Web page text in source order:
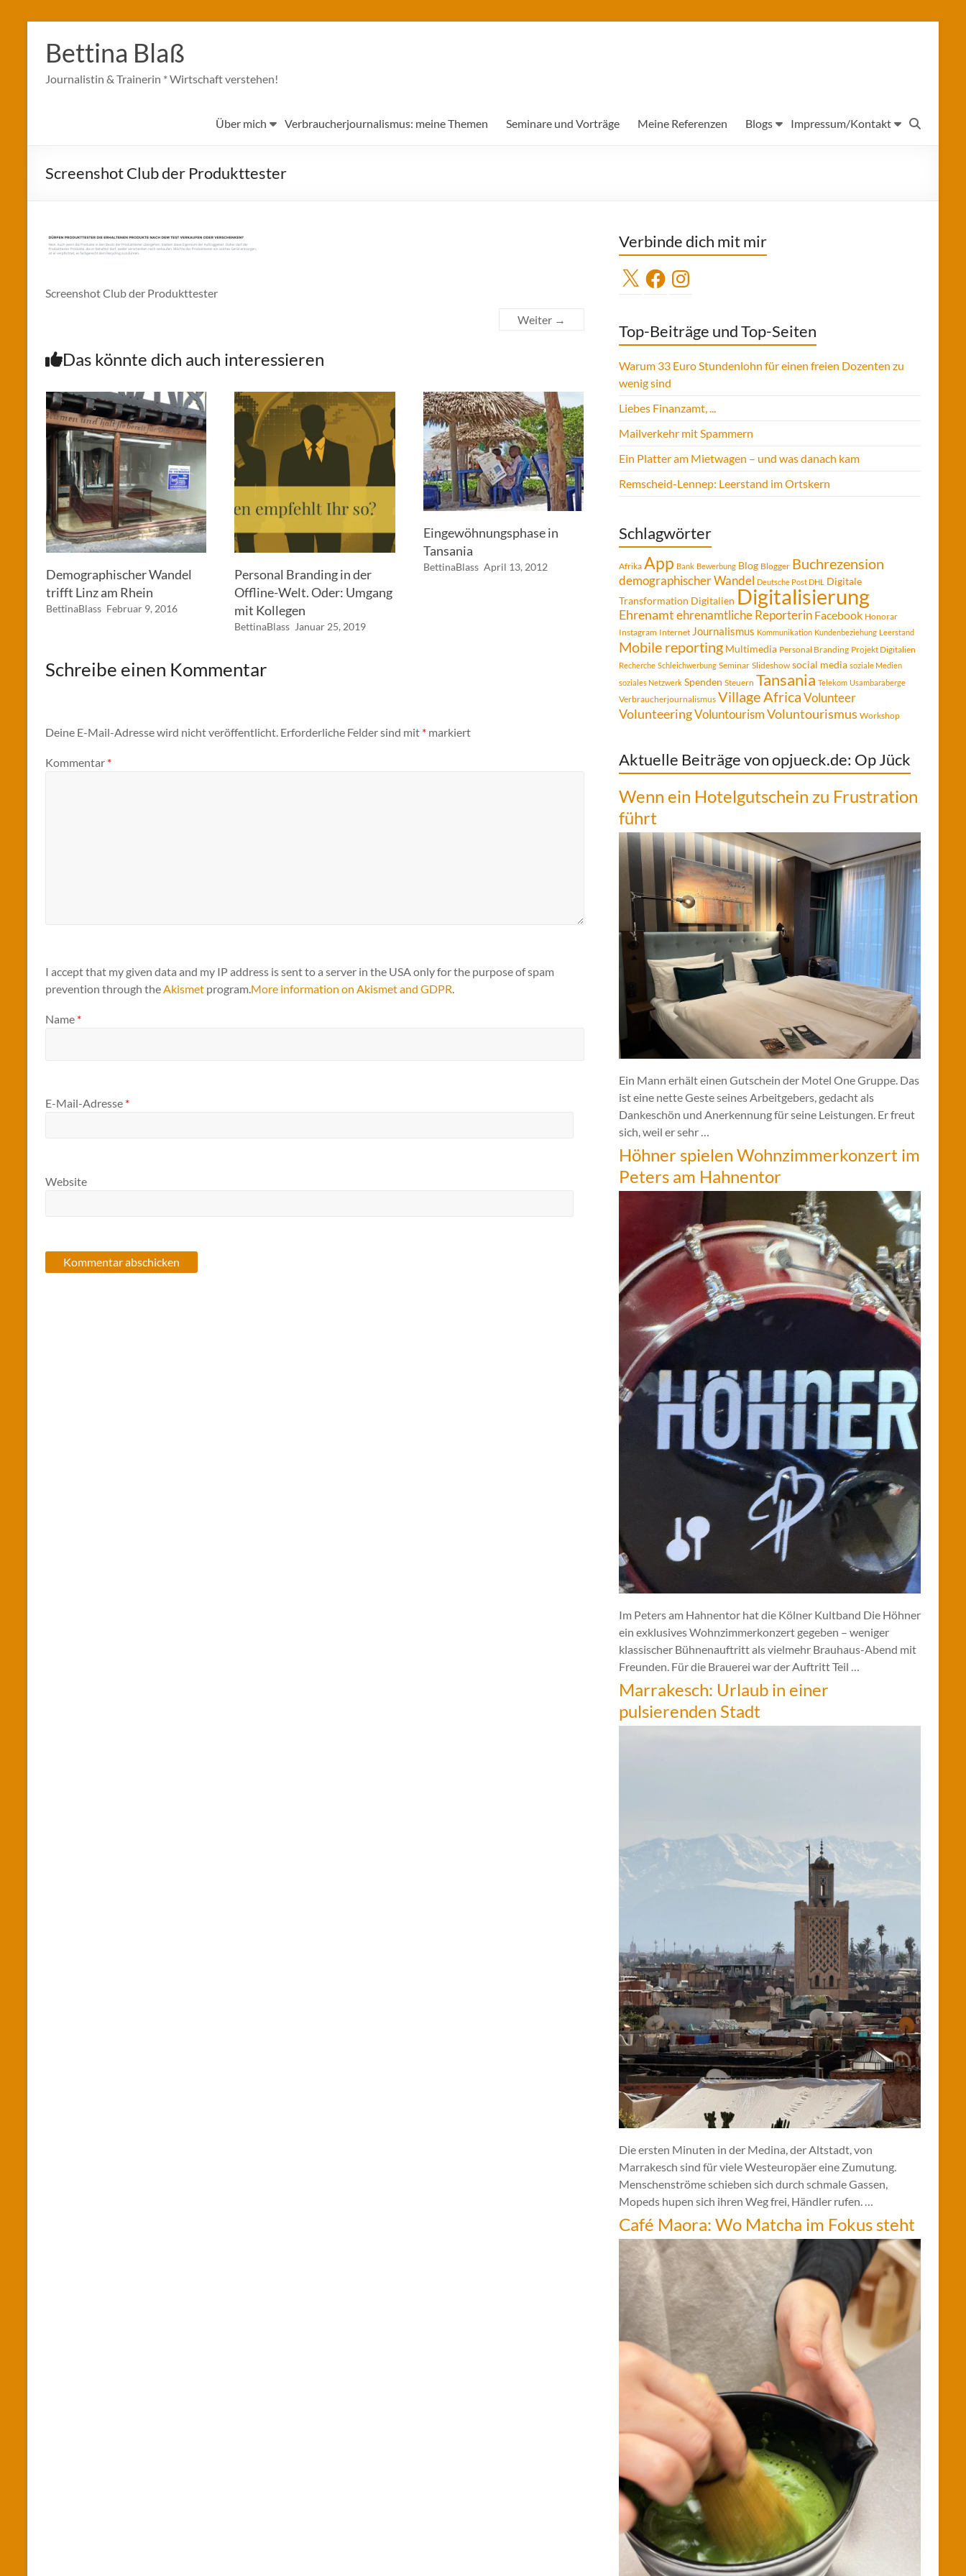
Inhalt
springen
Bettina Blaß
Journalistin & Trainerin * Wirtschaft verstehen!
Über mich Verbraucherjournalismus: meine Themen Seminare und Vorträge Meine Referenzen Blogs Impressum/Kontakt
Screenshot Club der Produkttester
Screenshot Club der Produkttester
Weiter →
Das könnte dich auch interessieren
Demographischer Wandel
trifft Linz am Rhein
BettinaBlass Februar 9, 2016
Personal Branding in der
Offline-Welt. Oder: Umgang
mit Kollegen
BettinaBlass Januar 25, 2019
Eingewöhnungsphase in
Tansania
BettinaBlass April 13, 2012
Schreibe einen Kommentar
Deine E-Mail-Adresse wird nicht veröffentlicht. Erforderliche Felder sind mit * markiert
Kommentar *
I accept that my given data and my IP address is sent to a server in the USA only for the purpose of spam
prevention through theAkismet program.More information on Akismet and GDPR.
Name *
E-Mail-Adresse *
Website
Verbinde dich mit mir
X FacebookInstagram
Top-Beiträge und Top-Seiten
Warum 33 Euro Stundenlohn für einen freien Dozenten zu
wenig sind
Liebes Finanzamt, ...
Mailverkehr mit Spammern
Ein Platter am Mietwagen – und was danach kam
Remscheid-Lennep: Leerstand im Ortskern
Schlagwörter
Afrika App Bank Bewerbung Blog Blogger Buchrezension
demographischer Wandel Deutsche Post DHL
Digitale
Transformation Digitalien Digitalisierung
Ehrenamtehrenamtliche Reporterin Facebook Honorar
Instagram Internet Journalismus Kommunikation Kundenbeziehung Leerstand
Mobile reporting Multimedia Personal Branding Projekt Digitalien
Recherche Schleichwerbung Seminar Slideshow social media soziale Medien
soziales Netzwerk Spenden Steuern Tansania Telekom Usambaraberge
Verbraucherjournalismus Village AfricaVolunteer
VolunteeringVoluntourismVoluntourismus Workshop
Aktuelle Beiträge von opjueck.de: Op Jück
Wenn ein Hotelgutschein zu Frustration
führt
Ein Mann erhält einen Gutschein der Motel One Gruppe. Das
ist eine nette Geste seines Arbeitgebers, gedacht als
Dankeschön und Anerkennung für seine Leistungen. Er freut
sich, weil er sehr …
Höhner spielen Wohnzimmerkonzert im
Peters am Hahnentor
Im Peters am Hahnentor hat die Kölner Kultband Die Höhner
ein exklusives Wohnzimmerkonzert gegeben – weniger
klassischer Bühnenauftritt als vielmehr Brauhaus-Abend mit
Freunden. Für die Brauerei war der Auftritt Teil …
Marrakesch: Urlaub in einer
pulsierenden Stadt
Die ersten Minuten in der Medina, der Altstadt, von
Marrakesch sind für viele Westeuropäer eine Zumutung.
Menschenströme schieben sich durch schmale Gassen,
Mopeds hupen sich ihren Weg frei, Händler rufen. …
Café Maora: Wo Matcha im Fokus steht